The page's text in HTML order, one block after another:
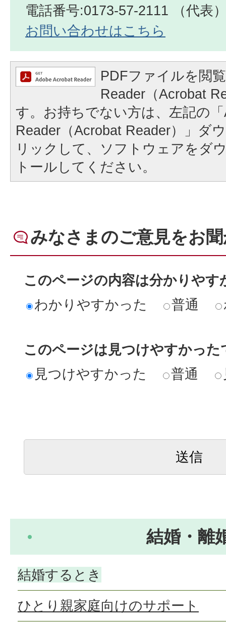
電話番号:0173-57-2111 （代表
お問い合わせはこちら
PDFファイルを閲
Reader（Acrobat
す。お持ちでない方は、左記の
Reader（Acrobat Reader）」ダ
リックして、ソフトウェアをダ
トールしてください。
みなさまのご意見をお
このページの内容は分かりやす
わかりやすかった
普通
このページは見つけやすかった
見つけやすかった
普通
結婚・離
結婚するとき
ひとり親家庭向けのサポート